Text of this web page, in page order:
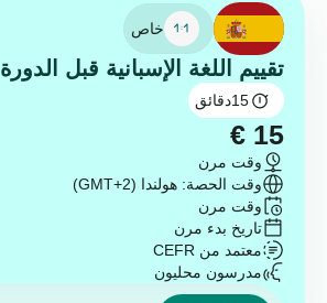
خاص
تقييم اللغة الإسبانية قبل الدورة
15دقائق
€ 15
وقت مرن
وقت الحصة: هولندا (GMT+2)
وقت مرن
تاريخ بدء مرن
معتمد من CEFR
مدرسون محليون